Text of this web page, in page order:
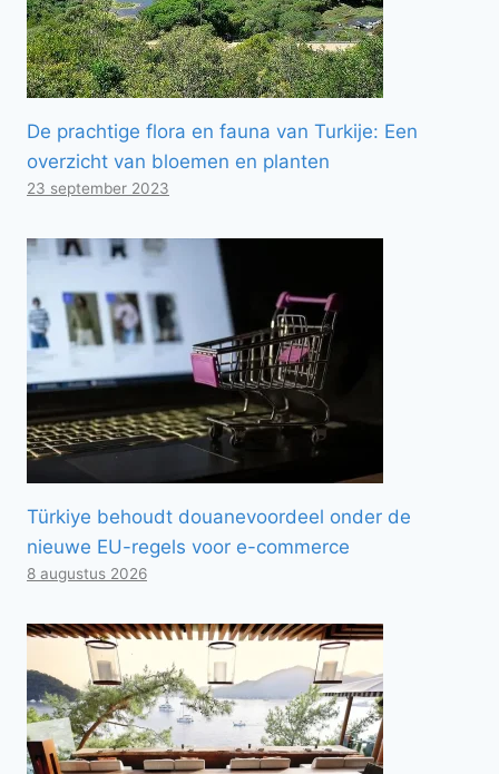
De prachtige flora en fauna van Turkije: Een
overzicht van bloemen en planten
23 september 2023
Türkiye behoudt douanevoordeel onder de
nieuwe EU-regels voor e-commerce
8 augustus 2026